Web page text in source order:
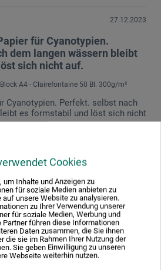
Cookies
um Inhalte und Anzeigen zu
für soziale Medien anbieten zu
unsere Website zu analysieren.
zu Ihrer Verwendung unserer
für soziale Medien, Werbung und
Partner führen diese Informationen
Daten zusammen, die Sie ihnen
die sie im Rahmen Ihrer Nutzung der
Sie geben Einwilligung zu unseren
Webseite weiterhin nutzen.
27.12.2023
für Cyanotypien.
dem langen wässern bleibt
sich nicht auf.
A4 - Clairefontaine 50 Bl. 300g/m²
Cyanotypien. Perfekt. selbst nach
es formstabil und löst sich nicht
A3 - Clairefontaine 30 Bl. 300g/m²
Block perfekt. Das Papier ist
gewisse Menge an Wasser
sich leicht, aber wenn man es beim